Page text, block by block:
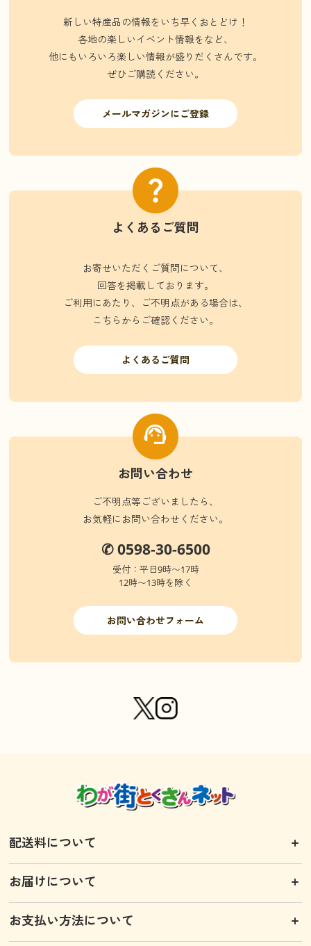
新しい特産品の情報をいち早くおとどけ！
各地の楽しいイベント情報をなど、
他にもいろいろ楽しい情報が盛りだくさんです。
ぜひご購読ください。
メールマガジンにご登録
よくあるご質問
お寄せいただくご質問について、
回答を掲載しております。
ご利用にあたり、ご不明点がある場合は、
こちらからご確認ください。
よくあるご質問
お問い合わせ
ご不明点等ございましたら、
お気軽にお問い合わせください。
✆ 0598-30-6500
受付：平日9時〜17時
12時〜13時を除く
お問い合わせフォーム
配送料について
お届けについて
お支払い方法について